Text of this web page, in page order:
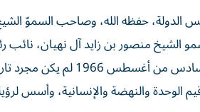
الدولة، حفظه الله، وصاحب السموّ
الشيخ منصور بن زايد آل نهيان،
رئيس ديوان الرئاسة وأصحاب السمو
والنهضة والإنسانية، وأسس